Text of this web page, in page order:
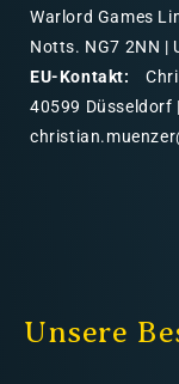
Warlord Games
Notts. NG7 2NN |
EU-Kontakt:
40599 Düsseldorf
Unsere